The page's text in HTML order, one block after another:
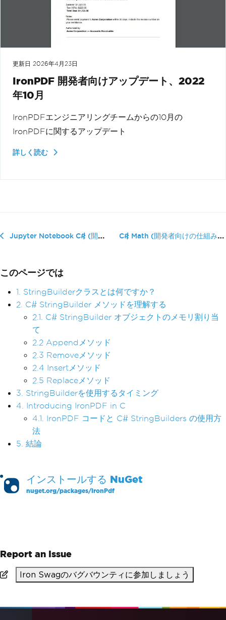
更新日 2026年4月23日
IronPDF 開発者向けアップデート、2022
年10月
IronPDFエンジニアリングチームからの10月の
IronPDFに関するアップデート
詳しく読む
Jupyter Notebook C# (開発者向けの仕組み) C# Math (開発者向けの仕組み)
このページでは
1. StringBuilderクラスとは何ですか？
2. C# StringBuilder メソッドを理解する
2.1. C# StringBuilder オブジェクトのメモリ割り当
て
2.2 Appendメソッド
2.3 Removeメソッド
2.4 Insertメソッド
2.5 Replaceメソッド
3. StringBuilderを使用するタイミング
4. Introducing IronPDF in C
4.1. IronPDF コードと C# StringBuilders の使用方
法
5. 結論
インストールする NuGet
nuget.org/packages/IronPdf
Report an Issue
Iron Swagのバグバウンティに参加しましょう